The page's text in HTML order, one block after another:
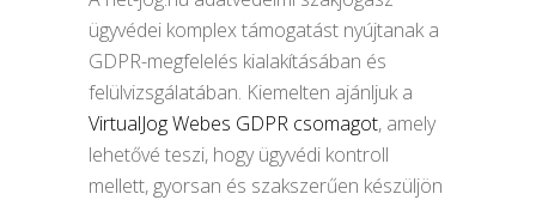
ügyvédei komplex támogatást nyújtanak a
GDPR-megfelelés kialakításában és
felülvizsgálatában. Kiemelten ajánljuk a
VirtualJog Webes GDPR csomagot, amely
lehetővé teszi, hogy ügyvédi kontroll
mellett, gyorsan és szakszerűen készüljön